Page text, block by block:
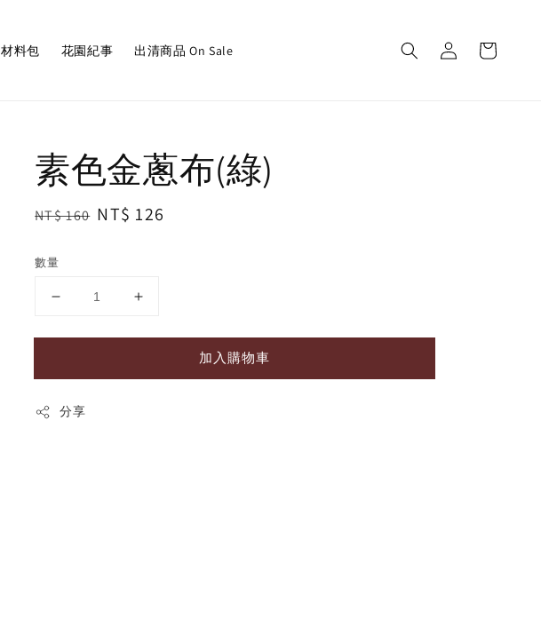
材料包 花園紀事 出清商品 On Sale
素色金蔥布(綠)
Regular
NT$ 160 Sale
NT$ 126
數量
加入購物車
分享